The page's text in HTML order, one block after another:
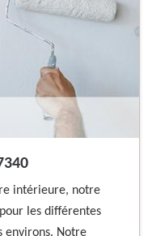
intérieure, notre
les différentes
environs. Notre